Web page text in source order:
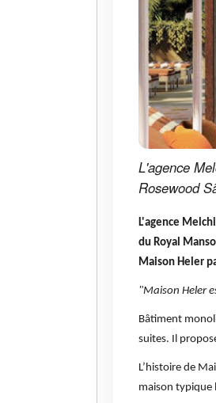
L'agence
Rosewood
L'agence
du Royal
Maison Heler
"Maison Heler
Bâtiment
suites. Il
L’histoire de
maison typique